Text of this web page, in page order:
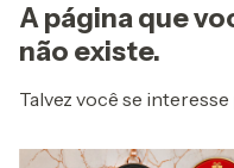
A página que
não existe.
Talvez você se